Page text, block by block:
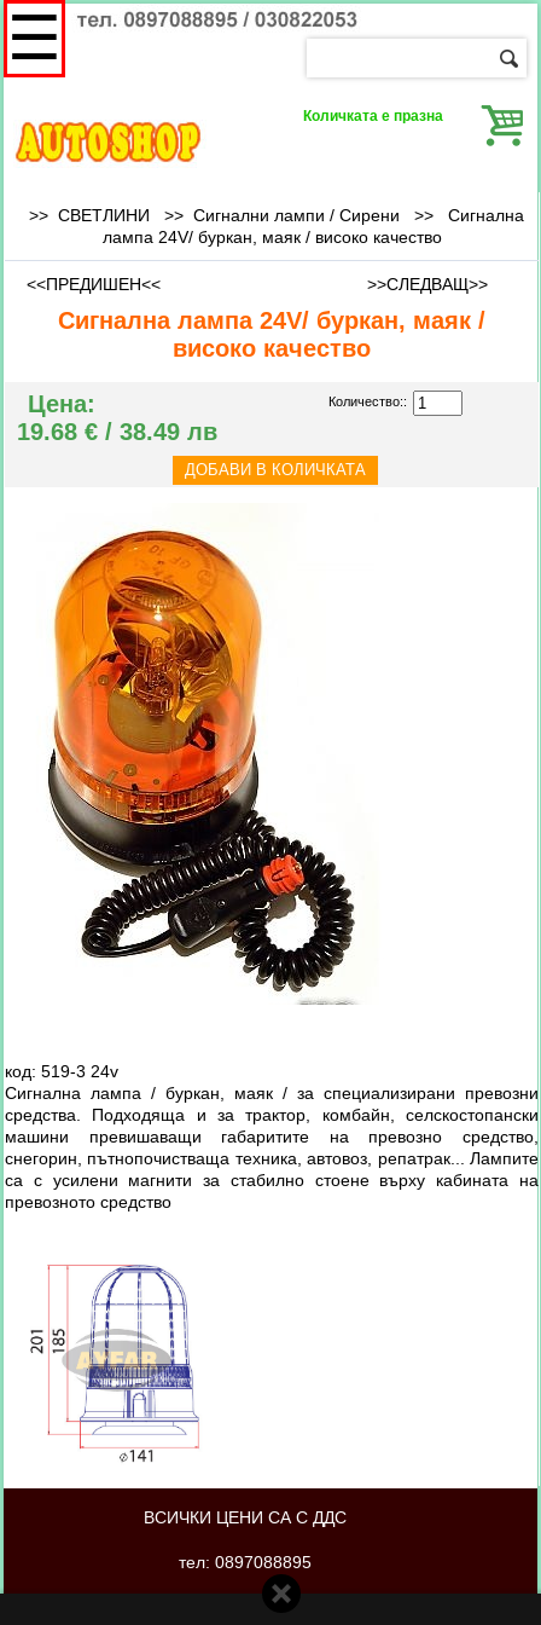
Количката е празна
☰
>> СВЕТЛИНИ >> Сигнални лампи / Сирени >> Сигнална
лампа 24V/ буркан, маяк / високо качество
<<ПРЕДИШЕН<< >>СЛЕДВАЩ>>
Сигнална лампа 24V/ буркан, маяк /
високо качество
Цена:
19.68 € / 38.49 лв
Количество::
код: 519-3 24v
Сигнална лампа / буркан, маяк / за специализирани превозни
средства. Подходяща и за трактор, комбайн, селскостопански
машини превишаващи габаритите на превозно средство,
снегорин, пътнопочистваща техника, автовоз, репатрак... Лампите
са с усилени магнити за стабилно стоене върху кабината на
превозното средство
ВСИЧКИ ЦЕНИ СА С ДДС
тел: 0897088895
магазинът е изработен от PORTOKAL.biz